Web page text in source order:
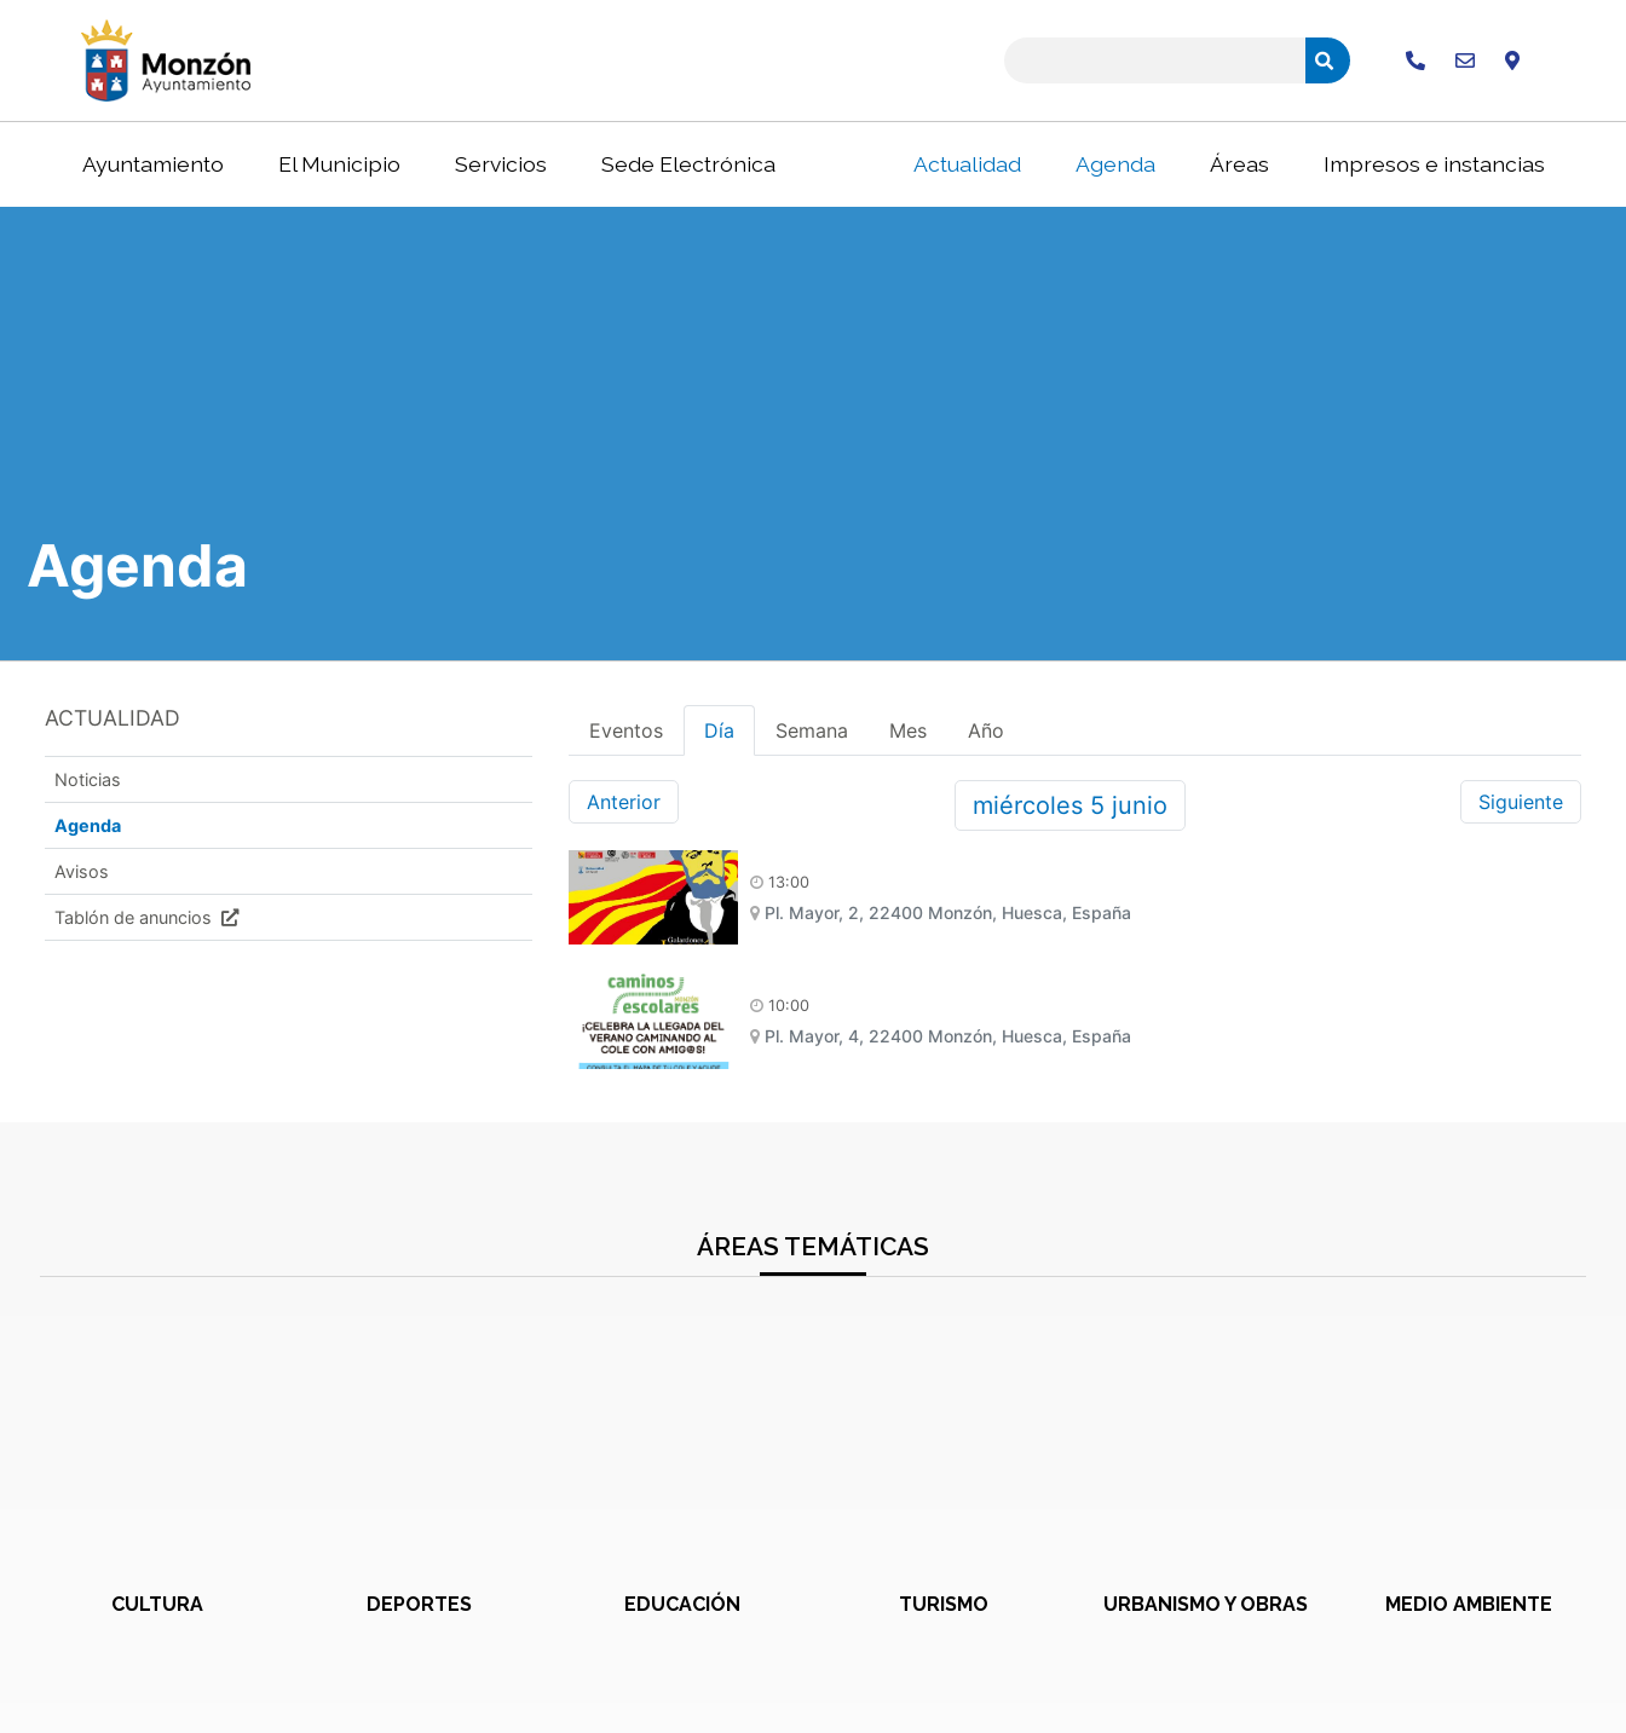
Ayuntamiento El Municipio Servicios Sede Electrónica Actualidad Agenda Áreas Impresos e instancias
Agenda
ACTUALIDAD
Noticias
Agenda
Avisos
Tablón de anuncios
Eventos Día Semana Mes Año
Anterior miércoles 5 junio Siguiente
13:00
Pl. Mayor, 2, 22400 Monzón, Huesca, España
10:00
Pl. Mayor, 4, 22400 Monzón, Huesca, España
ÁREAS TEMÁTICAS
CULTURA DEPORTES EDUCACIÓN TURISMO URBANISMO Y OBRAS MEDIO AMBIENTE